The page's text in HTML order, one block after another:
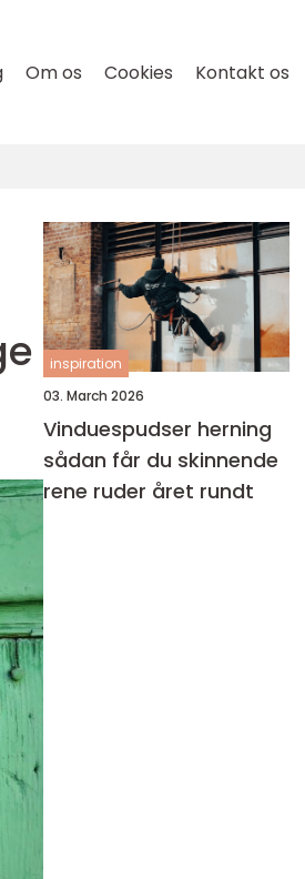
Om os Cookies Kontakt os
inspiration
03. March 2026
Vinduespudser herning
sådan får du skinnende
rene ruder året rundt